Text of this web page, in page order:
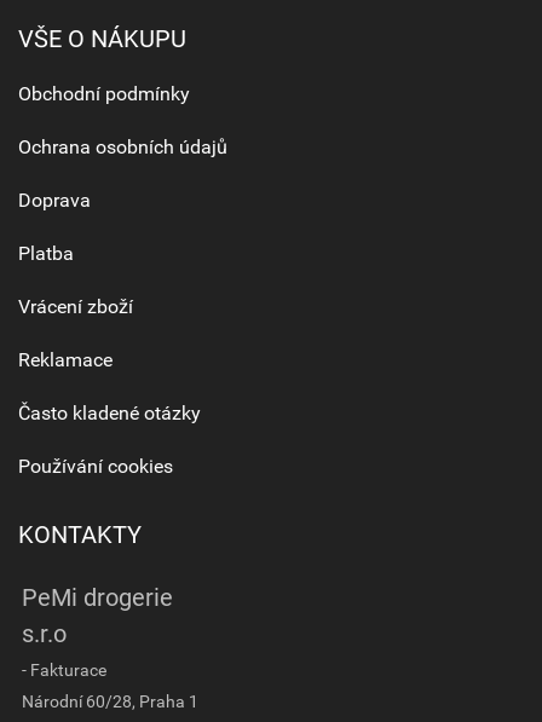
VŠE O NÁKUPU
Obchodní podmínky
Ochrana osobních údajů
Doprava
Platba
Vrácení zboží
Reklamace
Často kladené otázky
Používání cookies
KONTAKTY
PeMi drogerie
s.r.o
- Fakturace
Národní 60/28, Praha 1